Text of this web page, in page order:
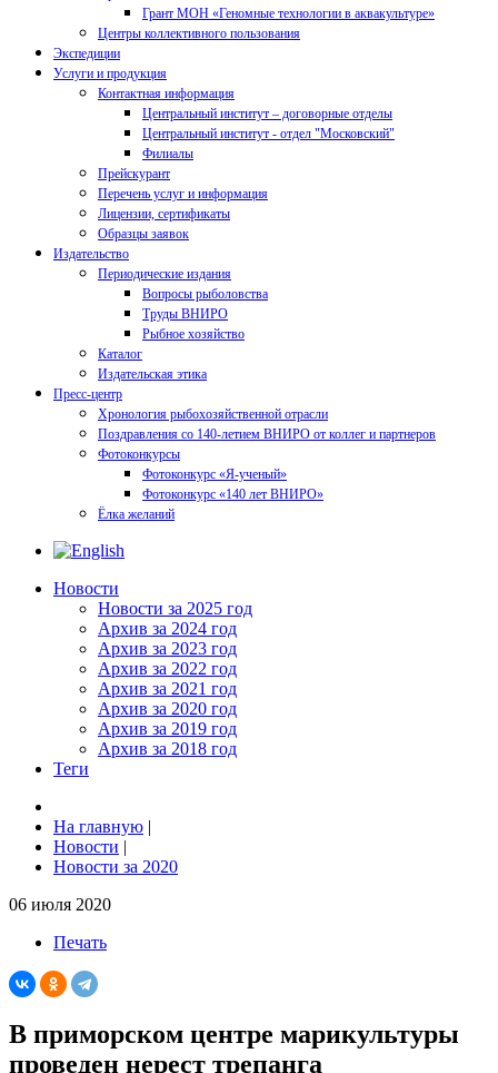
Грант МОН «Геномные технологии в аквакультуре»
Центры коллективного пользования
Экспедиции
Услуги и продукция
Контактная информация
Центральный институт – договорные отделы
Центральный институт - отдел "Московский"
Филиалы
Прейскурант
Перечень услуг и информация
Лицензии, сертификаты
Образцы заявок
Издательство
Периодические издания
Вопросы рыболовства
Труды ВНИРО
Рыбное хозяйство
Каталог
Издательская этика
Пресс-центр
Хронология рыбохозяйственной отрасли
Поздравления со 140-летием ВНИРО от коллег и партнеров
Фотоконкурсы
Фотоконкурс «Я-ученый»
Фотоконкурс «140 лет ВНИРО»
Ёлка желаний
Новости
Новости за 2025 год
Архив за 2024 год
Архив за 2023 год
Архив за 2022 год
Архив за 2021 год
Архив за 2020 год
Архив за 2019 год
Архив за 2018 год
Теги
На главную |
Новости |
Новости за 2020
06 июля 2020
Печать
В приморском центре марикультуры
проведен нерест трепанга